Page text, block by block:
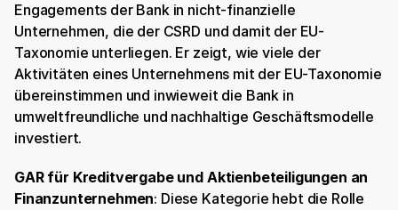
Engagements der Bank in nicht-finanzielle
Unternehmen, die der CSRD und damit der EU-
Taxonomie unterliegen. Er zeigt, wie viele der
Aktivitäten eines Unternehmens mit der EU-Taxonomie
übereinstimmen und inwieweit die Bank in
umweltfreundliche und nachhaltige Geschäftsmodelle
investiert.
GAR für Kreditvergabe und Aktienbeteiligungen an
Finanzunternehmen: Diese Kategorie hebt die Rolle